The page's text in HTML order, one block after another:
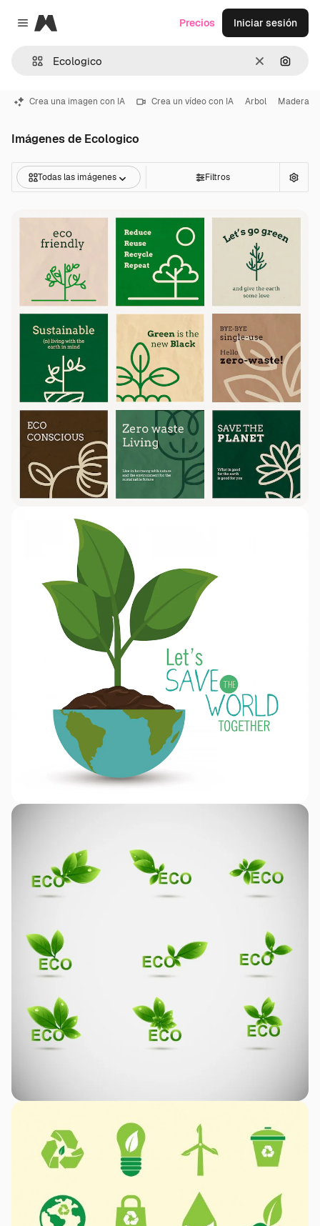
Close menu
Magnific
Borrar
Precios Iniciar sesión
Crea una imagen con IA Crea un vídeo con IA Arbol Madera
Imágenes de Ecologico
Todas las imágenes Filtros